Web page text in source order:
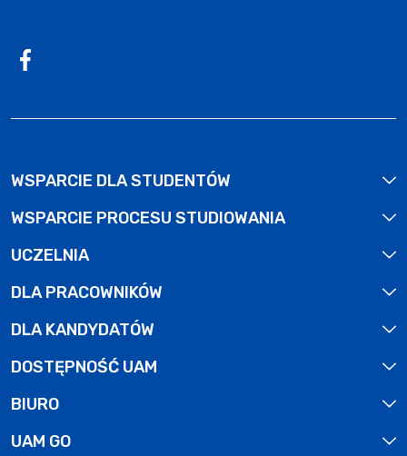
WSPARCIE DLA STUDENTÓW
WSPARCIE PROCESU STUDIOWANIA
UCZELNIA
DLA PRACOWNIKÓW
DLA KANDYDATÓW
DOSTĘPNOŚĆ UAM
BIURO
UAM GO